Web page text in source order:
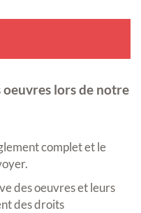
oeuvres lors de notre
complet et le
des oeuvres et leurs
des droits